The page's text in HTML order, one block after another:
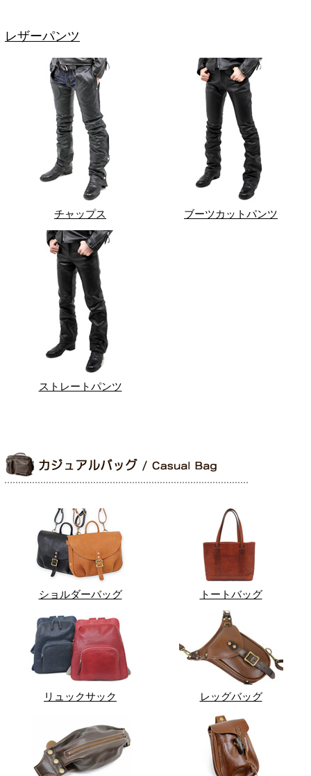
レザーパンツ
チャップス ブーツカットパンツ
ストレートパンツ
ショルダーバッグ トートバッグ
リュックサック レッグバッグ